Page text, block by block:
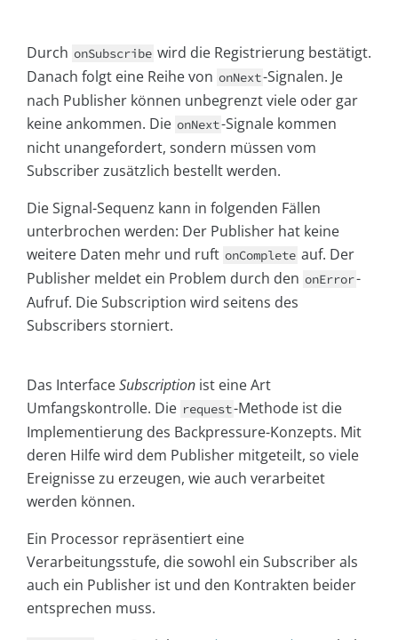
Durch onSubscribe wird die Registrierung bestätigt.
Danach folgt eine Reihe von onNext-Signalen. Je
nach Publisher können unbegrenzt viele oder gar
keine ankommen. Die onNext-Signale kommen
nicht unangefordert, sondern müssen vom
Subscriber zusätzlich bestellt werden.
Die Signal-Sequenz kann in folgenden Fällen
unterbrochen werden: Der Publisher hat keine
weitere Daten mehr und ruft onComplete auf. Der
Publisher meldet ein Problem durch den onError-
Aufruf. Die Subscription wird seitens des
Subscribers storniert.
Das InterfaceSubscription ist eine Art
Umfangskontrolle. Die request-Methode ist die
Implementierung des Backpressure-Konzepts. Mit
deren Hilfe wird dem Publisher mitgeteilt, so viele
Ereignisse zu erzeugen, wie auch verarbeitet
werden können.
Ein Processor repräsentiert eine
Verarbeitungsstufe, die sowohl ein Subscriber als
auch ein Publisher ist und den Kontrakten beider
entsprechen muss.